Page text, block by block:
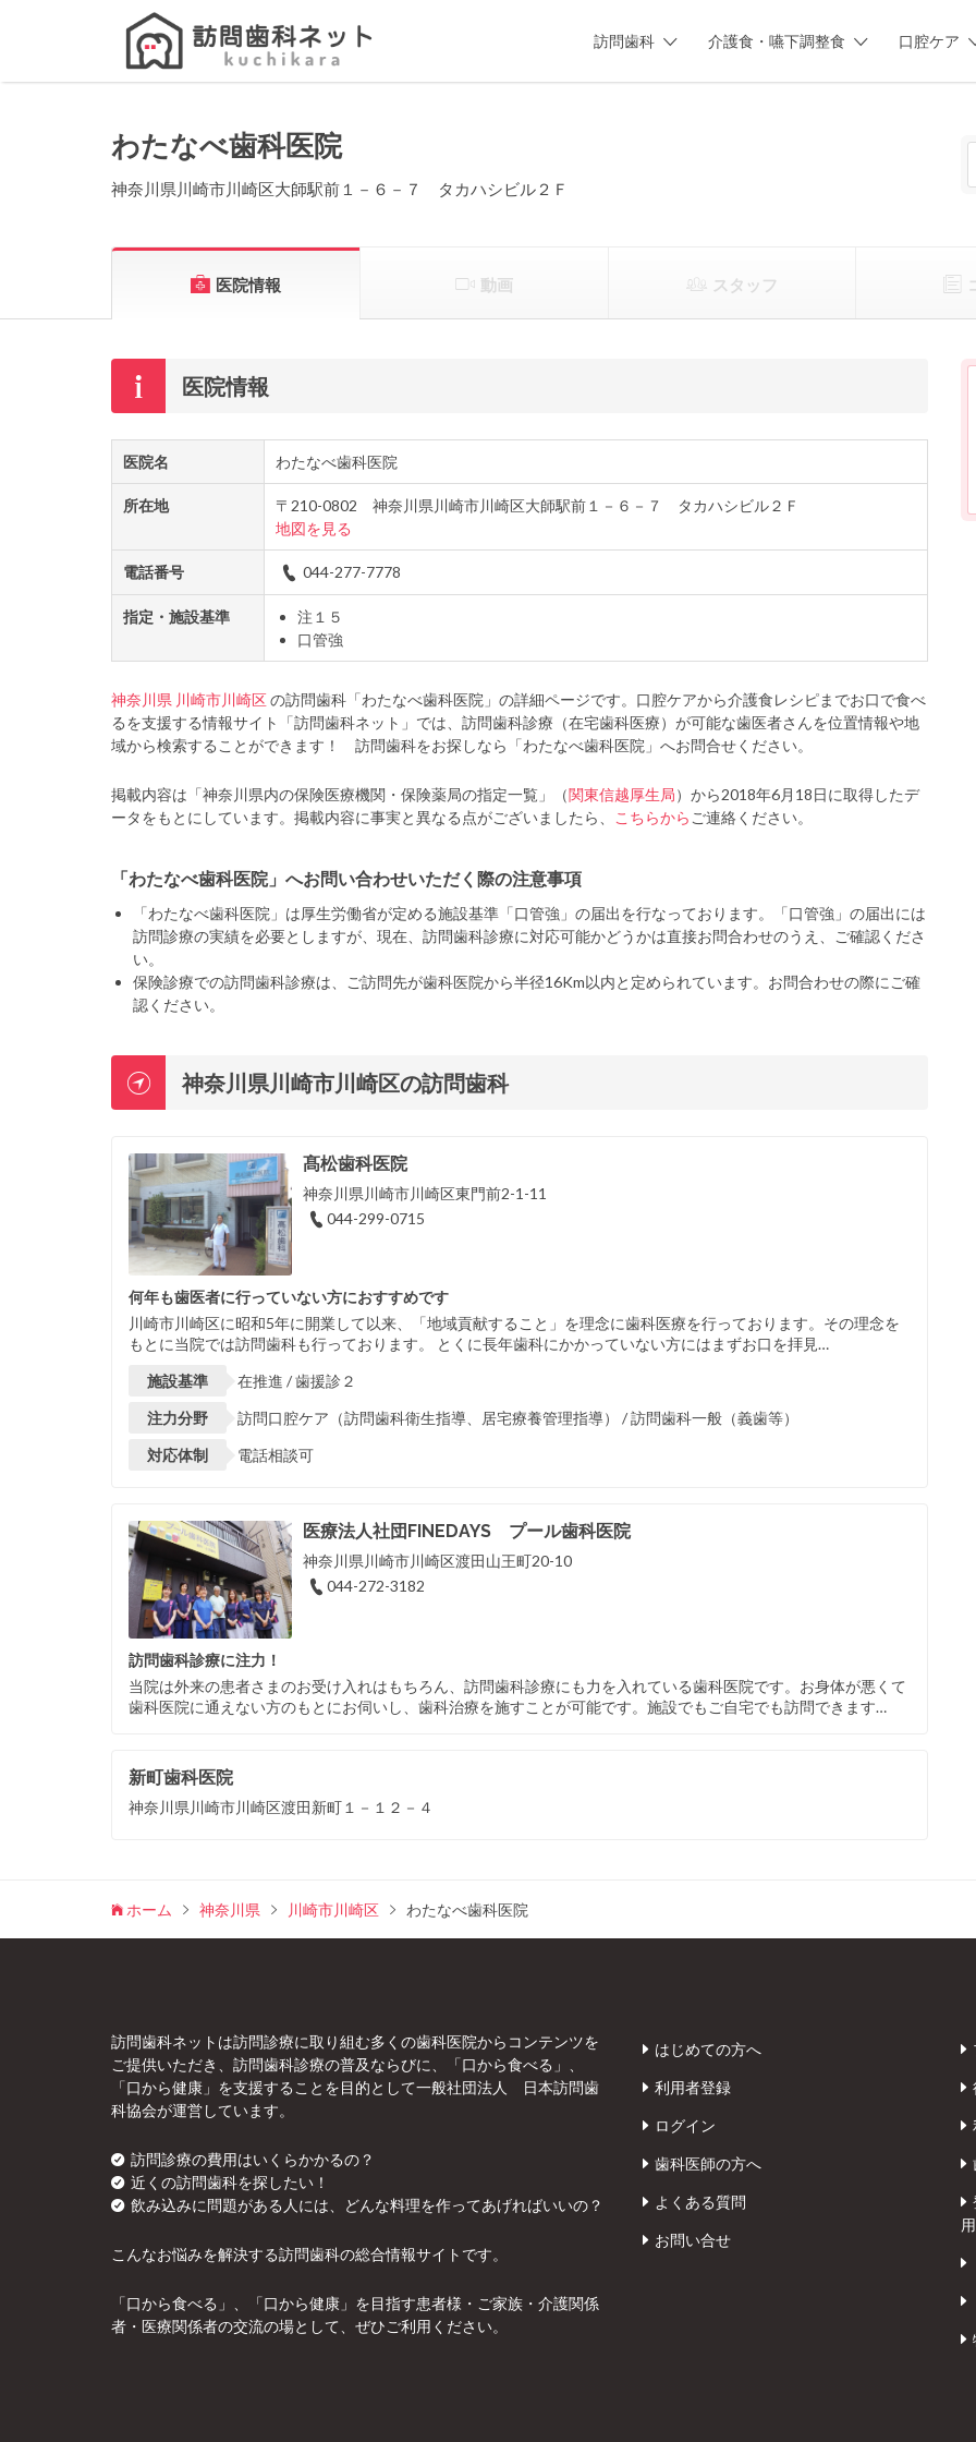
訪問歯科 介護食・嚥下調整食 口腔ケア
Search
わたなべ歯科医院
神奈川県川崎市川崎区大師駅前１－６－７ タカハシビル２Ｆ
医院情報 動画 スタッフ
医院情報
医院名 わたなべ歯科医院
所在地
〒210-0802 神奈川県川崎市川崎区大師駅前１－６－７ タカハシビル２Ｆ
地図を見る
電話番号 044-277-7778
指定・施設基準
注１５
口管強
神奈川県 川崎市川崎区の訪問歯科「わたなべ歯科医院」の詳細ページです。口腔ケアから介護食レシピまでお口で食べ
るを支援する情報サイト「訪問歯科ネット」では、訪問歯科診療（在宅歯科医療）が可能な歯医者さんを位置情報や地
域から検索することができます！ 訪問歯科をお探しなら「わたなべ歯科医院」へお問合せください。
掲載内容は「神奈川県内の保険医療機関・保険薬局の指定一覧」（関東信越厚生局）から2018年6月18日に取得したデ
ータをもとにしています。掲載内容に事実と異なる点がございましたら、
こちらから ご連絡ください。
「わたなべ歯科医院」へお問い合わせいただく際の注意事項
「わたなべ歯科医院」は厚生労働省が定める施設基準「口管強」の届出を行なっております。「口管強」の届出には
訪問診療の実績を必要としますが、現在、訪問歯科診療に対応可能かどうかは直接お問合わせのうえ、ご確認くださ
い。
保険診療での訪問歯科診療は、ご訪問先が歯科医院から半径16Km以内と定められています。お問合わせの際にご確
認ください。
神奈川県川崎市川崎区の訪問歯科
髙松歯科医院
神奈川県川崎市川崎区東門前2-1-11
044-299-0715
何年も歯医者に行っていない方におすすめです
川崎市川崎区に昭和5年に開業して以来、「地域貢献すること」を理念に歯科医療を行っております。その理念を
もとに当院では訪問歯科も行っております。 とくに長年歯科にかかっていない方にはまずお口を拝見…
施設基準
在推進 / 歯援診２
注力分野
訪問口腔ケア（訪問歯科衛生指導、居宅療養管理指導） / 訪問歯科一般（義歯等）
対応体制
電話相談可
医療法人社団FINEDAYS プール歯科医院
神奈川県川崎市川崎区渡田山王町20-10
044-272-3182
訪問歯科診療に注力！
当院は外来の患者さまのお受け入れはもちろん、訪問歯科診療にも力を入れている歯科医院です。お身体が悪くて
歯科医院に通えない方のもとにお伺いし、歯科治療を施すことが可能です。施設でもご自宅でも訪問できます…
新町歯科医院
神奈川県川崎市川崎区渡田新町１－１２－４
ホーム 神奈川県 川崎市川崎区 わたなべ歯科医院
訪問歯科ネットは訪問診療に取り組む多くの歯科医院からコンテンツを
ご提供いただき、訪問歯科診療の普及ならびに、「口から食べる」、
「口から健康」を支援することを目的として一般社団法人 日本訪問歯
科協会が運営しています。
訪問診療の費用はいくらかかるの？
近くの訪問歯科を探したい！
飲み込みに問題がある人には、どんな料理を作ってあげればいいの？
こんなお悩みを解決する訪問歯科の総合情報サイトです。
「口から食べる」、「口から健康」を目指す患者様・ご家族・介護関係
者・医療関係者の交流の場として、ぜひご利用ください。
はじめての方へ
利用者登録
ログイン
歯科医師の方へ
よくある質問
お問い合せ